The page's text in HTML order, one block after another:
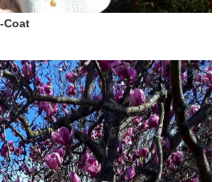
Coat